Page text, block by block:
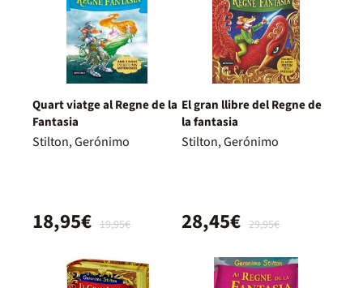
Quart viatge al Regne de la
Fantasia
Stilton, Gerónimo
19,95€
18,95€
El gran llibre del Regne de
la fantasia
Stilton, Gerónimo
29,95€
28,45€